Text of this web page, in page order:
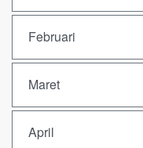
Februari
Maret
April